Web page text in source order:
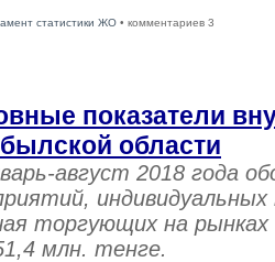
статистики ЖО • комментариев 3
показатели
области
август 2018 года
торгующих на рынках
млн. тенге.